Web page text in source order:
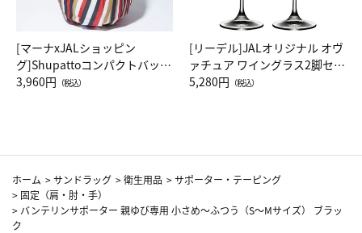
[マーナxJALショッピン
グ]Shupattoコンパクトバッグ
Drop JAL客室乗務員（LC）ス
3,960円 （税込）
[リーデル]JALオリジナル オヴ
ァチュア ワイングラス2脚セッ
ト（レッドワイン）
5,280円 （税込）
ホーム >サンドラッグ >衛生用品 >サポーター・テーピング
> 固定（肩・肘・手）
> バンテリンサポーター 親ゆび専用 小さめ～ふつう（S～Mサイズ） ブラッ
ク